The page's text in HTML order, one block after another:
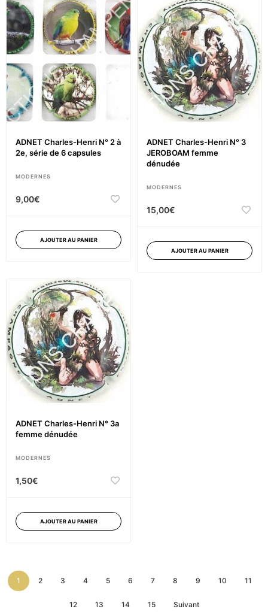
ADNET Charles-Henri N° 2 à
2e, série de 6 capsules
MODERNES
9,00€
AJOUTER AU PANIER
ADNET Charles-Henri N° 3
JEROBOAM femme
dénudée
MODERNES
15,00€
AJOUTER AU PANIER
ADNET Charles-Henri N° 3a
femme dénudée
MODERNES
1,50€
AJOUTER AU PANIER
1 2 3 4 5 6 7 8 9 10 11
12 13 14 15 Suivant